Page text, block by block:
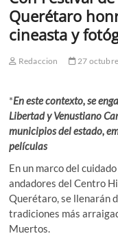
Querétaro
cineasta y
Redaccion 27
*En este contexto, se
Libertad y Venustiano
municipios del estado,
películas
En un marco del
andadores del Centro
Querétaro, se llenarán
tradiciones más
Muertos.